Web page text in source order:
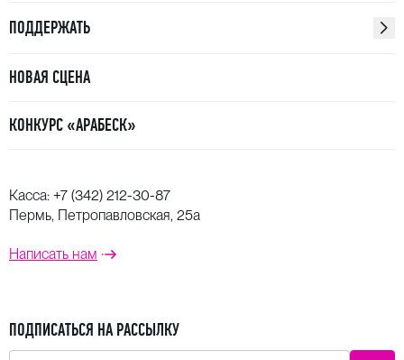
ПОДДЕРЖАТЬ
НОВАЯ СЦЕНА
КОНКУРС «АРАБЕСК»
Касса: +7 (342) 212-30-87
Пермь, Петропавловская, 25а
Написать нам
ПОДПИСАТЬСЯ НА РАССЫЛКУ